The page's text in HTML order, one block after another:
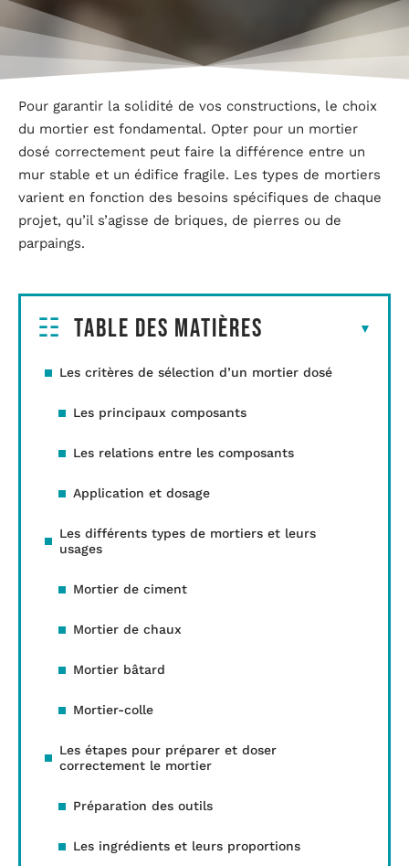
Pour garantir la solidité de vos constructions, le choix
du mortier est fondamental. Opter pour un mortier
dosé correctement peut faire la différence entre un
mur stable et un édifice fragile. Les types de mortiers
varient en fonction des besoins spécifiques de chaque
projet, qu’il s’agisse de briques, de pierres ou de
parpaings.
Table des matières
Les critères de sélection d’un mortier dosé
Les principaux composants
Les relations entre les composants
Application et dosage
Les différents types de mortiers et leurs
usages
Mortier de ciment
Mortier de chaux
Mortier bâtard
Mortier-colle
Les étapes pour préparer et doser
correctement le mortier
Préparation des outils
Les ingrédients et leurs proportions